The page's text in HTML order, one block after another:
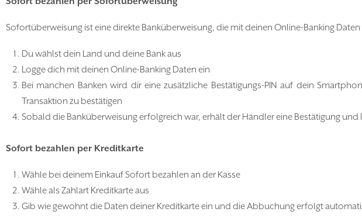
Sofortüberweisung ist eine direkte Banküberweisung, die mit deinen Online-Banking
Du wählst dein Land und deine Bank aus
Logge dich mit deinen Online-Banking Daten ein
Bei manchen Banken wird dir eine zusätzliche Bestätigungs-PIN auf dein
Transaktion zu bestätigen
Sobald die Banküberweisung erfolgreich war, erhält der Händler eine Bestätigung
Sofort bezahlen per Kreditkarte
Wähle bei deinem Einkauf Sofort bezahlen an der Kasse
Wähle als Zahlart Kreditkarte aus
Gib wie gewohnt die Daten deiner Kreditkarte ein und die Abbuchung erfolgt